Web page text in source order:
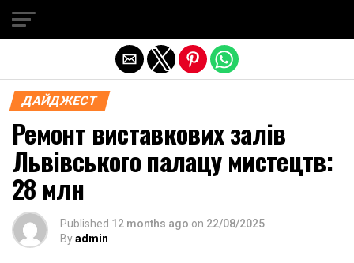
ДАЙДЖЕСТ
Ремонт виставкових залів
Львівського палацу мистецтв:
28 млн
Published 12 months ago on 22/08/2025
Byadmin